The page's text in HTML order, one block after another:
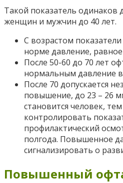
Такой показатель одинаков
женщин и мужчин до 40 лет.
С возрастом
норме давление, равное
После 50-60 до 70 лет
нормальным давление в
После 70 допускается
повышение, до 23 – 26
становится человек,
контролировать
профилактический
полгода. Повышенное
сигнализировать о
Повышенный